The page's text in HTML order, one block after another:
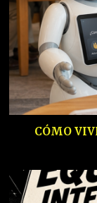
CÓMO